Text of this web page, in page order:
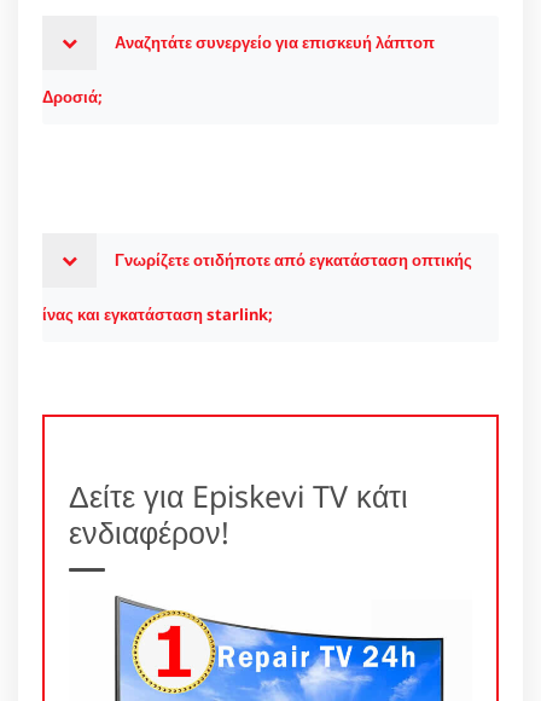
Αναζητάτε συνεργείο για επισκευή λάπτοπ
Δροσιά;
Γνωρίζετε οτιδήποτε από εγκατάσταση οπτικής
ίνας και εγκατάσταση starlink;
Δείτε για Episkevi TV κάτι
ενδιαφέρον!